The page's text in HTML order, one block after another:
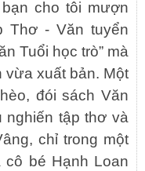
cho tôi mượn
Thơ - Văn tuyển
Tuổi học trò” mà
vừa xuất bản. Một
đói sách Văn
nghiến tập thơ và
chỉ trong một
bé Hạnh Loan